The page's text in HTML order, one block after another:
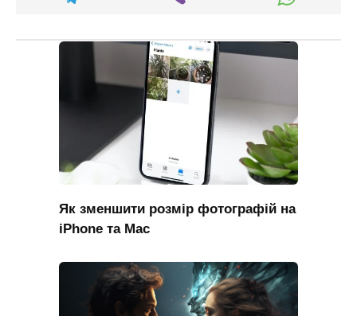
Як зменшити розмір фотографій на
iPhone та Mac